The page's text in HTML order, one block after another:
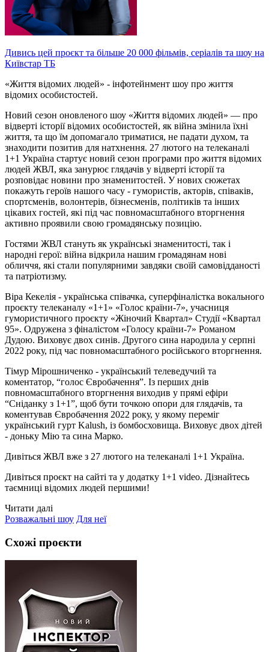
Дивись цей проєкт та більше 20 000 фільмів, серіалів та шоу на
Київстар ТБ
«Життя відомих людей» - інфотейнмент шоу про життя
відомих особистостей.
Новий сезон оновленого шоу «Життя відомих людей» — про
відверті історії відомих особистостей, як війна змінила їхні
життя, та що їм допомагало триматися, не падати духом, та
знаходити позитив для натхнення. 27 лютого на телеканалі
1+1 Україна стартує новий сезон програми про життя відомих
людей ЖВЛ, яка занурює глядачів у відверті історії та
розповідає новини про знаменитостей. У нових сюжетах
покажуть героїв нашого часу - гумористів, акторів, співаків,
спортсменів, волонтерів, бізнесменів, політиків та інших
цікавих гостей, які під час повномасштабного вторгнення
активно проявили свою громадянську позицію.
Гостями ЖВЛ стануть як українські знаменитості, так і
народні герої: війна відкрила нашим громадянам нові
обличчя, які стали популярними завдяки своїй самовідданості
та патріотизму.
Віра Кекелія - українська співачка, суперфіналістка вокального
проєкту телеканалу «1+1» «Голос країни-7», учасниця
гумористичного проєкту «Жіночий Квартал» Студії «Квартал
95». Одружена з фіналістом «Голосу країни-7» Романом
Дудою. Виховує двох синів. Другого сина народила у серпні
2022 року, під час повномасштабного російського вторгнення.
Тімур Мірошниченко - український телеведучий та
коментатор, “голос Євробачення”. Із перших днів
повномасштабного вторгнення виходив у прямі ефіри
“Сніданку з 1+1”, щоб бути точкою опори для глядачів, та
коментував Євробачення 2022 року, у якому переміг
український гурт Kalush, із бомбосховища. Виховує двох дітей
- доньку Мію та сина Марко.
Дивіться ЖВЛ вже з 27 лютого на телеканалі 1+1 Україна.
Дивіться проєкт на сайті та у додатку 1+1 video. Дізнайтесь
таємниці відомих людей першими!
Читати далі
Розважальні шоу Для неї
Схожі проєкти